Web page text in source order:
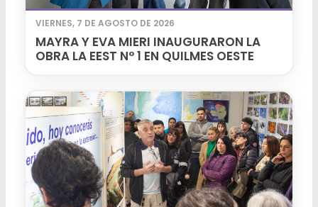
VIERNES, 7 DE AGOSTO DE 2026
MAYRA Y EVA MIERI INAUGURARON LA
OBRA LA EEST Nº 1 EN QUILMES OESTE